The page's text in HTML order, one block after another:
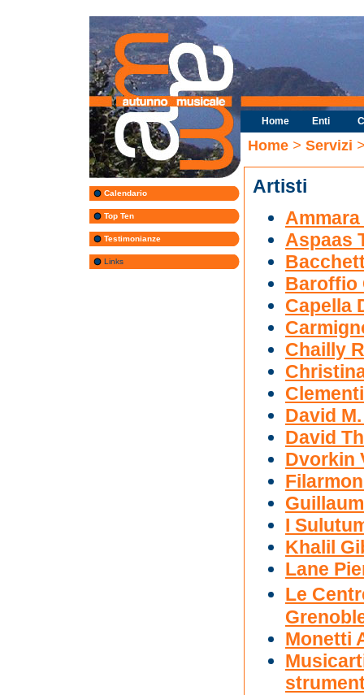
Calendario
Top Ten
Testimonianze
Links
Home Enti
Home > Servizi
Artisti
Aspaas
Baroffio
Capella
Chailly
David
David
Dvorkin
I
Khalil
Lane
Le
Monetti